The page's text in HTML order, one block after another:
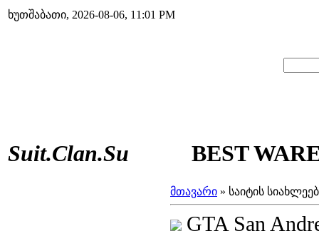
ხუთშაბათი, 2026-08-06, 11:01 PM
Suit.Clan.Su BEST
მთავარი » საიტის
GTA San